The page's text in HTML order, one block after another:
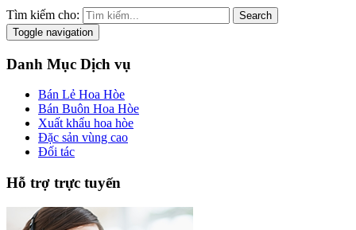
Tìm kiếm cho:
Search
Toggle navigation
Danh Mục Dịch vụ
Bán Lẻ Hoa Hòe
Bán Buôn Hoa Hòe
Xuất khẩu hoa hòe
Đặc sản vùng cao
Đối tác
Hỗ trợ trực tuyến